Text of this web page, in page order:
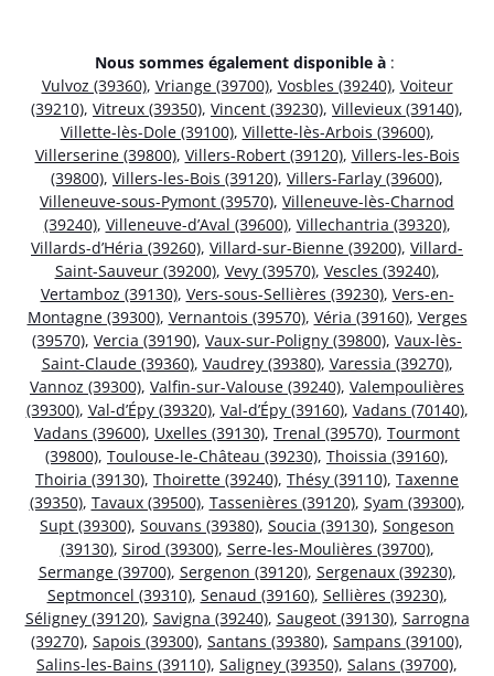
Nous sommes également disponible à :
Vulvoz (39360), Vriange (39700), Vosbles (39240), Voiteur
(39210), Vitreux (39350), Vincent (39230), Villevieux (39140),
Villette-lès-Dole (39100), Villette-lès-Arbois (39600),
Villerserine (39800), Villers-Robert (39120), Villers-les-Bois
(39800), Villers-les-Bois (39120), Villers-Farlay (39600),
Villeneuve-sous-Pymont (39570), Villeneuve-lès-Charnod
(39240), Villeneuve-d’Aval (39600), Villechantria (39320),
Villards-d’Héria (39260), Villard-sur-Bienne (39200), Villard-
Saint-Sauveur (39200), Vevy (39570), Vescles (39240),
Vertamboz (39130), Vers-sous-Sellières (39230), Vers-en-
Montagne (39300), Vernantois (39570), Véria (39160), Verges
(39570), Vercia (39190), Vaux-sur-Poligny (39800), Vaux-lès-
Saint-Claude (39360), Vaudrey (39380), Varessia (39270),
Vannoz (39300), Valfin-sur-Valouse (39240), Valempoulières
(39300), Val-d’Épy (39320), Val-d’Épy (39160), Vadans (70140),
Vadans (39600), Uxelles (39130), Trenal (39570), Tourmont
(39800), Toulouse-le-Château (39230), Thoissia (39160),
Thoiria (39130), Thoirette (39240), Thésy (39110), Taxenne
(39350), Tavaux (39500), Tassenières (39120), Syam (39300),
Supt (39300), Souvans (39380), Soucia (39130), Songeson
(39130), Sirod (39300), Serre-les-Moulières (39700),
Sermange (39700), Sergenon (39120), Sergenaux (39230),
Septmoncel (39310), Senaud (39160), Sellières (39230),
Séligney (39120), Savigna (39240), Saugeot (39130), Sarrogna
(39270), Sapois (39300), Santans (39380), Sampans (39100),
Salins-les-Bains (39110), Saligney (39350), Salans (39700),